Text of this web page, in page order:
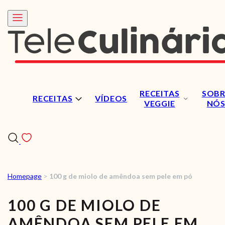
RECEITAS VÍDEOS
RECEITAS
VEGGIE
NÓS
RECEITAS
VÍDEOS
Homepage > 100 g de miolo de amêndoa sem pele em pó
100 G DE MIOLO DE